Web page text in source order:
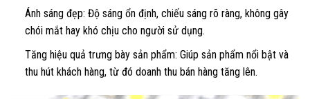
Ánh sáng đẹp: Độ sáng ổn định, chiếu sáng rõ ràng, không gây
chói mắt hay khó chịu cho người sử dụng.
Tăng hiệu quả trưng bày sản phẩm: Giúp sản phẩm nổi bật và
thu hút khách hàng, từ đó doanh thu bán hàng tăng lên.